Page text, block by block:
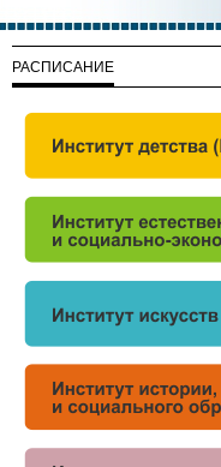
РАСПИСАНИЕ